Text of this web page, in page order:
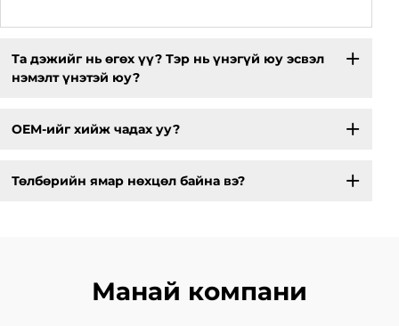
Та дэжийг нь өгөх үү? Тэр нь үнэгүй юу эсвэл
нэмэлт үнэтэй юу?
OEM-ийг хийж чадах уу?
Төлбөрийн ямар нөхцөл байна вэ?
Манай компани